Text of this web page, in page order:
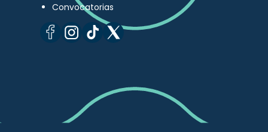
Convocatorias